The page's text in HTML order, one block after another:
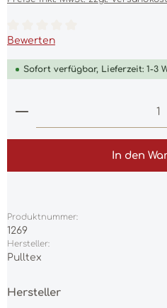
Durchschnittliche Bewertung
Bewerten
Sofort verfügbar, Lieferzeit: 1-3
Produkt Anzahl: Gib
In den
Produktnummer:
1269
Hersteller:
Pulltex
Hersteller